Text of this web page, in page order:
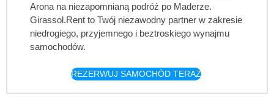
Arona na niezapomnianą podróż po Maderze.
Girassol.Rent to Twój niezawodny partner w zakresie
niedrogiego, przyjemnego i beztroskiego wynajmu
samochodów.
REZERWUJ SAMOCHÓD TERAZ